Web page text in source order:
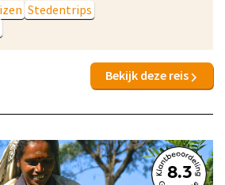
Stedentrips
Bekijk deze reis
8.3